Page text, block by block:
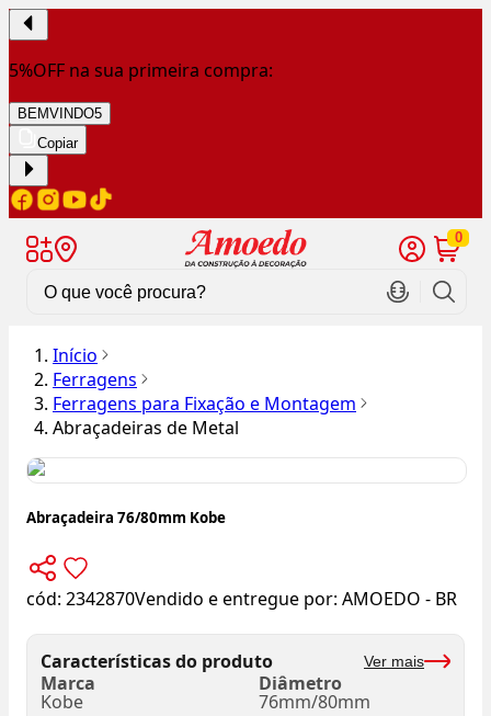
5%OFF na sua primeira compra:
BEMVINDO5
Copiar
0
Início
Ferragens
Ferragens para Fixação e Montagem
Abraçadeiras de Metal
Abraçadeira 76/80mm Kobe
cód: 2342870Vendido e entregue por: AMOEDO - BR
Características do produto Ver mais
Marca
Kobe
Diâmetro
76mm/80mm